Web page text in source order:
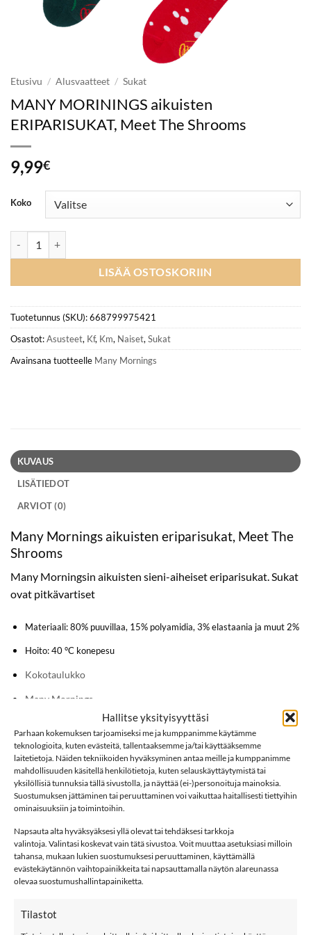
Hallitse yksityisyyttäsi
Parhaan kokemuksen tarjoamiseksi me ja kumppanimme käytämme
teknologioita, kuten evästeitä, tallentaaksemme ja/tai käyttääksemme
laitetietoja. Näiden tekniikoiden hyväksyminen antaa meille ja kumppanimme
mahdollisuuden käsitellä henkilötietoja, kuten selauskäyttäytymistä tai
yksilöllisiä tunnuksia tällä sivustolla, ja näyttää (ei-)personoituja mainoksia.
Suostumuksen jättäminen tai peruuttaminen voi vaikuttaa haitallisesti tiettyihin
ominaisuuksiin ja toimintoihin.
Napsauta alta hyväksyäksesi yllä olevat tai tehdäksesi tarkkoja
valintoja. Valintasi koskevat vain tätä sivustoa. Voit muuttaa asetuksiasi milloin
tahansa, mukaan lukien suostumuksesi peruuttaminen, käyttämällä
evästekäytännön vaihtopainikkeita tai napsauttamalla näytön alareunassa
olevaa suostumushallintapainiketta.
Tilastot
Etusivu / Alusvaatteet / Sukat
MANY MORININGS aikuisten
ERIPARISUKAT, Meet The Shrooms
9,99€
Koko
LISÄÄ OSTOSKORIIN
Tuotetunnus (SKU):668799975421
Osastot:Asusteet, Kf, Km, Naiset, Sukat
Avainsana tuotteelle Many Mornings
KUVAUS
LISÄTIEDOT
ARVIOT (0)
Many Mornings aikuisten eriparisukat, Meet The
Shrooms
Many Morningsin aikuisten sieni-aiheiset eriparisukat. Sukat
ovat pitkävartiset
Materiaali: 80% puuvillaa, 15% polyamidia, 3% elastaania ja muut 2%
Hoito: 40 °C konepesu
Kokotaulukko
Many Mornings
Lisää sukkia
LISÄÄ
MANY MORININGS
aikuisten
aikuisten